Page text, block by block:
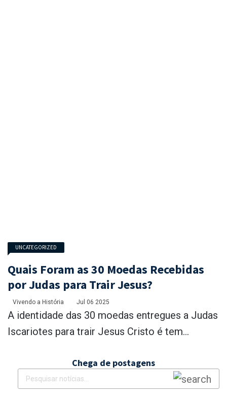
UNCATEGORIZED
Quais Foram as 30 Moedas Recebidas
por Judas para Trair Jesus?
Vivendo a História Jul 06 2025
A identidade das 30 moedas entregues a Judas
Iscariotes para trair Jesus Cristo é tem...
Chega de postagens